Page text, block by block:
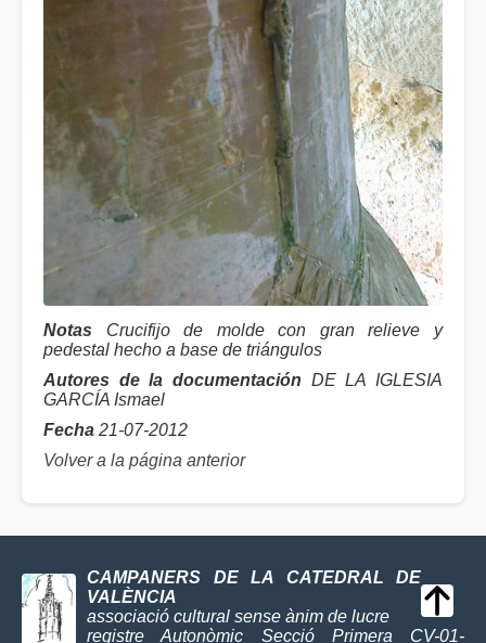
Notas Crucifijo de molde con gran relieve y
pedestal hecho a base de triángulos
Autores de la documentación DE LA IGLESIA
GARCÍA Ismael
Fecha 21-07-2012
Volver a la página anterior
CAMPANERS DE LA CATEDRAL DE
VALÈNCIA
associació cultural sense ànim de lucre
registre Autonòmic Secció Primera CV-01-